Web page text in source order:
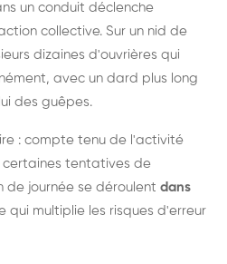
un conduit déclenche
collective. Sur un nid de
dizaines d'ouvrières qui
avec un dard plus long
des guêpes.
: compte tenu de l'activité
certaines tentatives de
de journée se déroulent dans
qui multiplie les risques d'erreur